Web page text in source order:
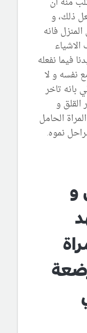
ذلك، و
فانه
الاشياء
فيما نفعله
نفسه و لا
بانه تاخر
و
الحامل
نموه.
و